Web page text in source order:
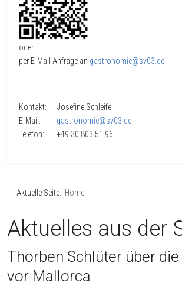
oder
per E-Mail Anfrage an gastronomie@sv03.de
Kontakt: Josefine Schleife
E-Mail: gastronomie@sv03.de
Telefon: +49 30 803 51 96
Aktuelle Seite: Home
Aktuelles aus der
Thorben Schlüter über
vor Mallorca